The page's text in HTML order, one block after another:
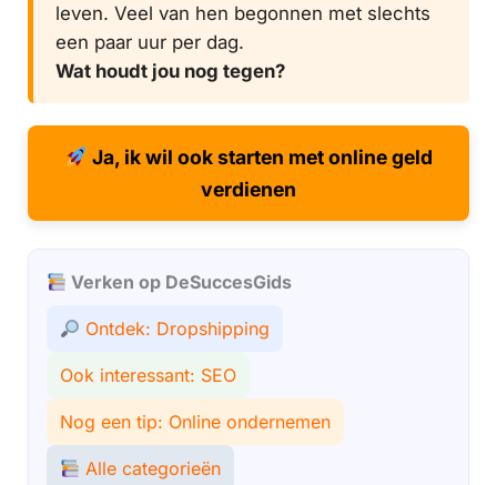
leven. Veel van hen begonnen met slechts
een paar uur per dag.
Wat houdt jou nog tegen?
Ja, ik wil ook starten met online geld
verdienen
Verken op DeSuccesGids
Ontdek: Dropshipping
Ook interessant: SEO
Nog een tip: Online ondernemen
Alle categorieën